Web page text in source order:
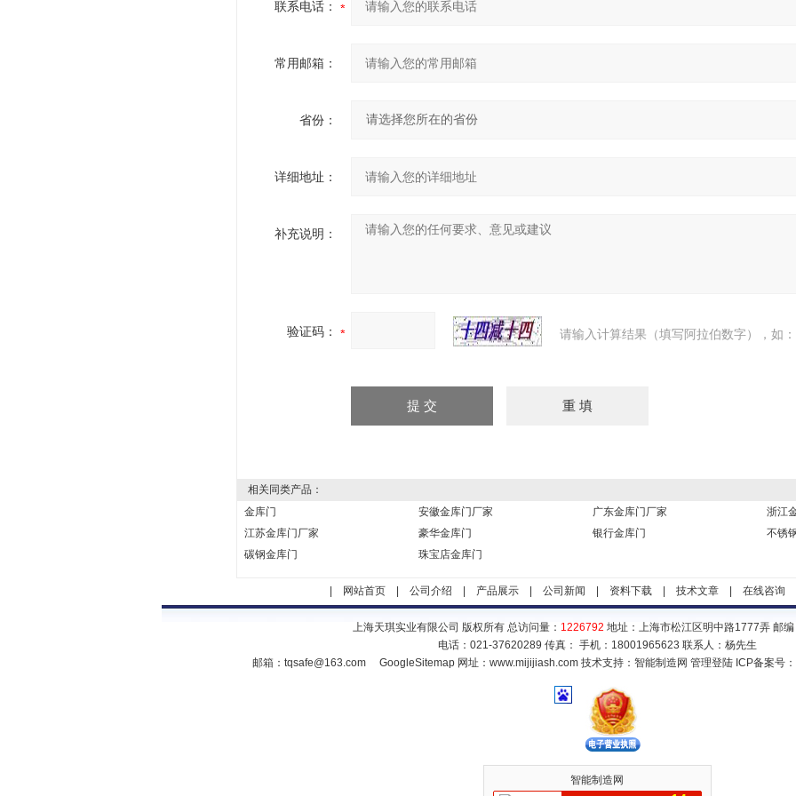
联系电话：
常用邮箱：
省份：
详细地址：
补充说明：
验证码： 请输入计算结果（填写阿拉伯数字），如
相关同类产品：
金库门
安徽金库门厂家 广东金库门厂家
浙江
江苏金库门厂家
豪华金库门 银行金库门
不锈
碳钢金库门
珠宝店金库门
网站首页| 公司介绍 产品展示| 公司新闻 资料下载| 技术文章| 在线咨询
上海天琪实业有限公司 版权所有 总访问量： 1226792 地址：上海市松江区明中路1777弄 邮
电话：021-37620289 传真： 手机：18001965623 联系人：杨先生
邮箱： tqsafe@163.com GoogleSitemap 网址：www.mijijiash.com 技术支持： 智能制造网 管理登陆 ICP备案号：
智能制造网